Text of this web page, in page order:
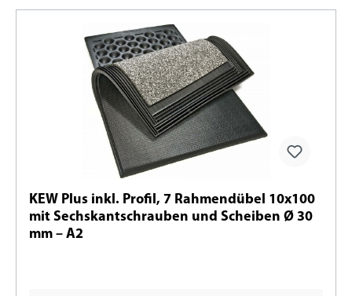
KEW Plus inkl. Profil, 7 Rahmendübel 10x100
mit Sechskantschrauben und Scheiben Ø 30
mm – A2